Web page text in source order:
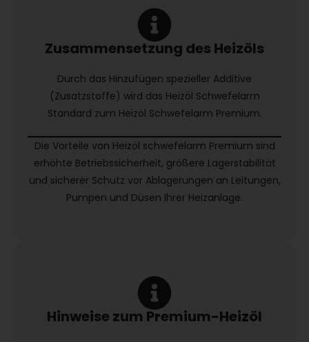
Zusammensetzung des Heizöls
Durch das Hinzufügen spezieller Additive
(Zusatzstoffe) wird das Heizöl Schwefelarm
Standard zum Heizöl Schwefelarm Premium.
Die Vorteile von Heizöl schwefelarm Premium sind
erhöhte Betriebssicherheit, größere Lagerstabilität
und sicherer Schutz vor Ablagerungen an Leitungen,
Pumpen und Düsen Ihrer Heizanlage.
Hinweise zum Premium-Heizöl​